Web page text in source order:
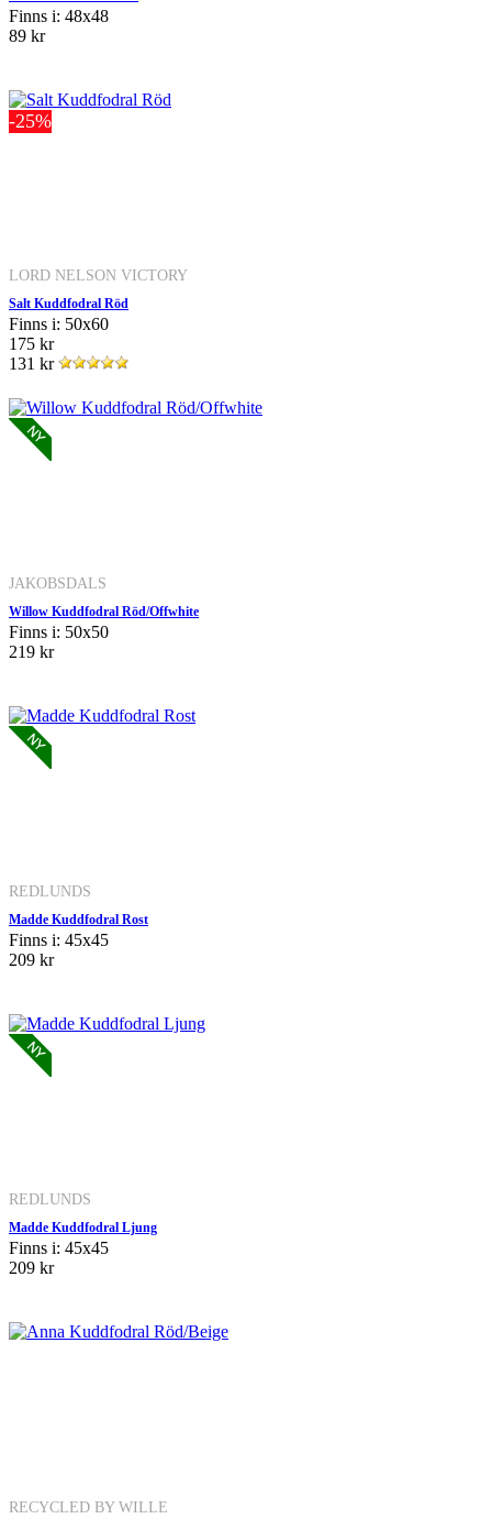
Finns i: 48x48
89 kr
-25%
LORD NELSON VICTORY
Salt Kuddfodral Röd
Finns i: 50x60
175 kr
131 kr
JAKOBSDALS
Willow Kuddfodral Röd/Offwhite
Finns i: 50x50
219 kr
REDLUNDS
Madde Kuddfodral Rost
Finns i: 45x45
209 kr
REDLUNDS
Madde Kuddfodral Ljung
Finns i: 45x45
209 kr
RECYCLED BY WILLE